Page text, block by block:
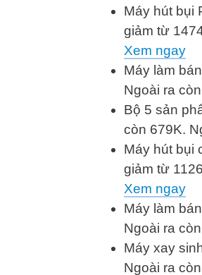
Máy hút bụi
giảm từ
Xem ngay
Máy làm
Ngoài ra
Bộ 5 sản
còn 679K.
Máy hút bụi
giảm từ
Xem ngay
Máy làm
Ngoài ra
Máy xay
Ngoài ra